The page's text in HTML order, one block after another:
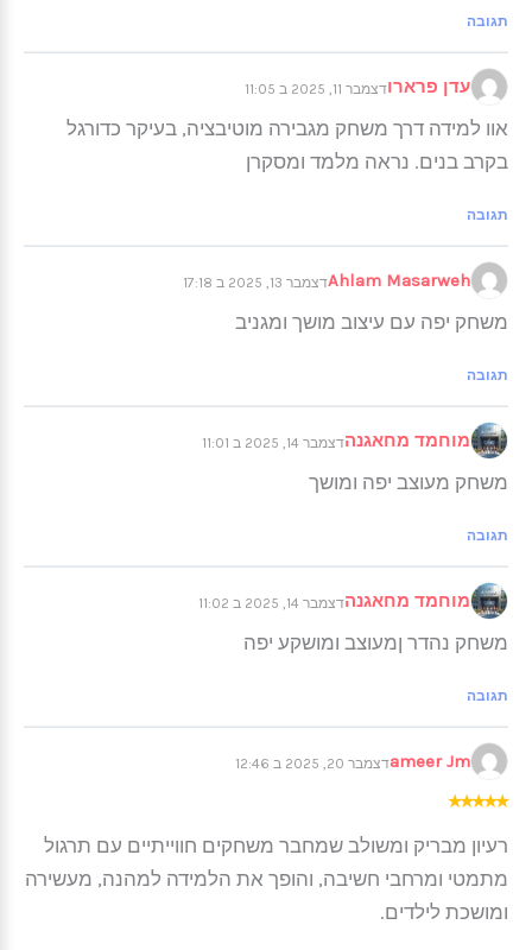
תגובה
עדן פרארודצמבר 11, 2025 ב 11:05
אוו למידה דרך משחק מגבירה מוטיבציה, בעיקר כדורגל
בקרב בנים. נראה מלמד ומסקרן
תגובה
Ahlam Masarwehדצמבר 13, 2025 ב 17:18
משחק יפה עם עיצוב מושך ומגניב
תגובה
מוחמד מחאגנהדצמבר 14, 2025 ב 11:01
משחק מעוצב יפה ומושך
תגובה
מוחמד מחאגנהדצמבר 14, 2025 ב 11:02
משחק נהדר ןמעוצב ומושקע יפה
תגובה
ameer Jmדצמבר 20, 2025 ב 12:46
★
★
★
★
★
רעיון מבריק ומשולב שמחבר משחקים חווייתיים עם תרגול
מתמטי ומרחבי חשיבה, והופך את הלמידה למהנה, מעשירה
ומושכת לילדים.